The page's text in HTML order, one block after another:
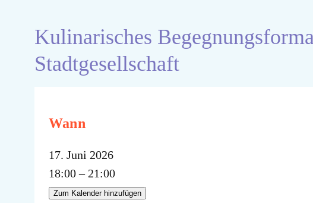
Kulinarisches
Stadtgesellschaft
Wann
17. Juni 2026
18:00 – 21:00
Zum Kalender hinzufügen